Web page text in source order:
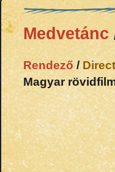
Medvetánc
Rendező/
Magyar